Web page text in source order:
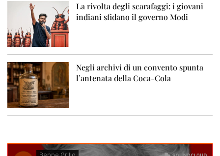
La rivolta degli scarafaggi: i giovani
indiani sfidano il governo Modi
Negli archivi di un convento spunta
l’antenata della Coca-Cola